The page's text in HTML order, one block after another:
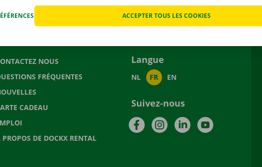
NOUS
FRÉQUENTES
CADEAU
PROPOS DE DOCKX RENTAL
Langue
NL FR EN
Suivez-nous
FacebookInstagramLinkedInYouTube
ACCEPTER TOUS LES COOKIES